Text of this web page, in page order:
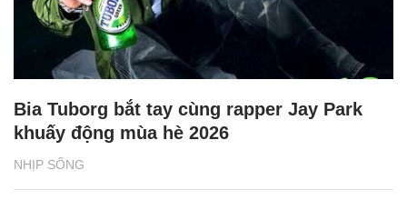
NHỊP SỐNG
Bia Tuborg bắt tay cùng rapper Jay Park
khuấy động mùa hè 2026